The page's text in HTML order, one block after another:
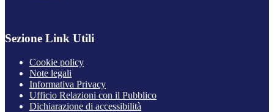
Sezione Link Utili
Cookie policy
Note legali
Informativa Privacy
Ufficio Relazioni con il Pubblico
Dichiarazione di accessibilità